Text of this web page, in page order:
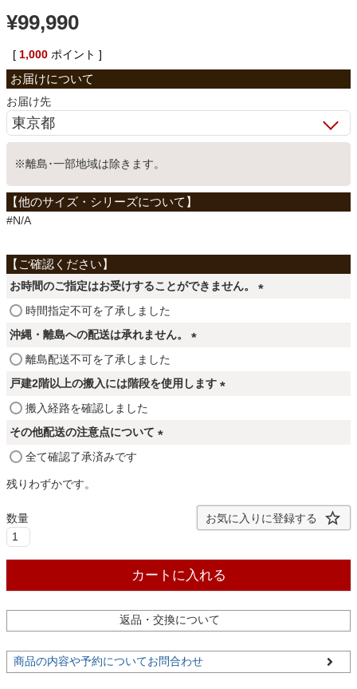
ベッド
収納家具
学習机
こたつ
寝具
ファブリック
収納用品
生活用品
¥99,990
[ 1,000 ポイント ]
お届け先
※離島･一部地域は除きます。
#N/A
お時間のご指定はお受けすることができません。
時間指定不可を了承しました
沖縄・離島への配送は承れません。
必
離島配送不可を了承しました
戸建2階以上の搬入には階段を使用します
搬入経路を確認しました
その他配送の注意点について
全て確認了承済みです
残りわずかです。
お気に入りに登録する
カートに入れる
返品・交換について
商品の内容や予約についてお問合わせ